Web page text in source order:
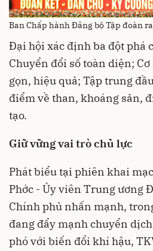
Ban Chấp hành Đảng bộ Tập đoàn
Đại hội xác định ba đột phá
Chuyển đổi số toàn diện;
gọn, hiệu quả; Tập trung
điểm về than, khoáng sản,
tạo.
Giữ vững vai trò chủ lực
Phát biểu tại phiên khai
Phớc - Ủy viên Trung ương
Chính phủ nhấn mạnh,
đang đẩy mạnh chuyển
phó với biến đổi khí hậu,